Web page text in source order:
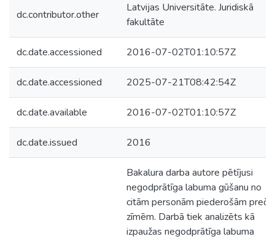
dc.contributor.other
Latvijas Universitāte. Juridiskā
fakultāte
dc.date.accessioned 2016-07-02T01:10:57Z
dc.date.accessioned 2025-07-21T08:42:54Z
dc.date.available 2016-07-02T01:10:57Z
dc.date.issued 2016
Bakalura darba autore pētījusi
negodprātīga labuma gūšanu no
citām personām piederošām preču
zīmēm. Darbā tiek analizēts kā
izpaužas negodprātīga labuma